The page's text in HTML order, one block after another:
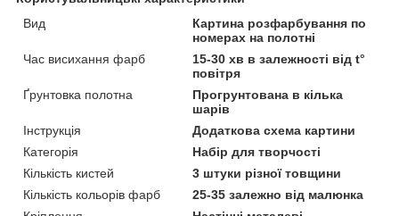
Вид
Картина розфарбування по
номерах на полотні
Час висихання фарб
15-30 хв в залежності від t°
повітря
Ґрунтовка полотна
Прогрунтована в кілька
шарів
Інструкція
Додаткова схема картини
Категорія
Набір для творчості
Кількість кистей
3 штуки різної товщини
Кількість кольорів фарб
25-35 залежно від малюнка